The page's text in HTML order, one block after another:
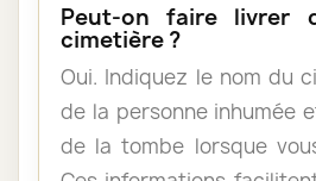
Peut-on faire livrer
cimetière ?
Oui. Indiquez le nom du
de la personne inhumée
de la tombe lorsque